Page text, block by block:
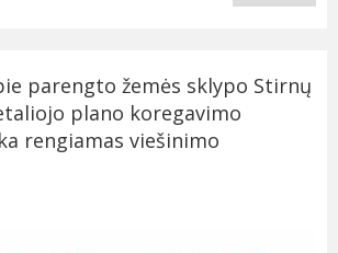
parengto žemės sklypo Stirnų
plano koregavimo
rengiamas viešinimo